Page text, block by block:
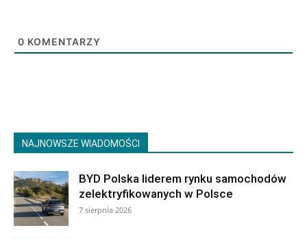
0 KOMENTARZY
NAJNOWSZE WIADOMOŚCI
BYD Polska liderem rynku samochodów
zelektryfikowanych w Polsce
7 sierpnia 2026